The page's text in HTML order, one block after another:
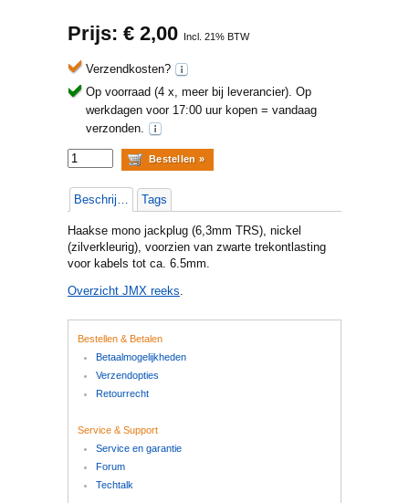
Prijs: € 2,00 Incl. 21% BTW
Verzendkosten?
Op voorraad (4 x, meer bij leverancier). Op
werkdagen voor 17:00 uur kopen = vandaag
verzonden.
Beschrijving Tags
Haakse mono jackplug (6,3mm TRS), nickel
(zilverkleurig), voorzien van zwarte trekontlasting
voor kabels tot ca. 6.5mm.
Overzicht JMX reeks.
Bestellen & Betalen
Betaalmogelijkheden
Verzendopties
Retourrecht
Service & Support
Service en garantie
Forum
Techtalk